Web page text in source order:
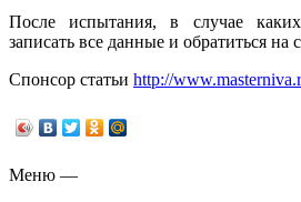
После испытания, в случае каких
записать все данные и обратиться на
Спонсор статьи http://
Меню —